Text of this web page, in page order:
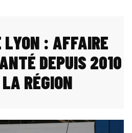
: AFFAIRE
DEPUIS 2010
RÉGION